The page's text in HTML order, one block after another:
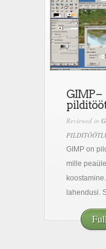
GIMP –
Reviewed in
GIMP on
mille
lahendusi.